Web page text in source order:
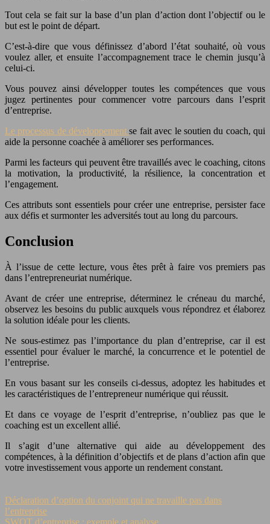
Tout cela se fait sur la base d’un plan d’action dont l’objectif ou le
but est le point de départ.
C’est-à-dire que vous définissez d’abord l’état souhaité, où vous
voulez aller, et ensuite l’accompagnement trace le chemin jusqu’à
celui-ci.
Vous pouvez ainsi développer toutes les compétences que vous
jugez pertinentes pour commencer votre parcours dans l’esprit
d’entreprise.
Le processus de développementse fait avec le soutien du coach, qui
aide la personne coachée à améliorer ses performances.
Parmi les facteurs qui peuvent être travaillés avec le coaching, citons
la motivation, la productivité, la résilience, la concentration et
l’engagement.
Ces attributs sont essentiels pour créer une entreprise, persister face
aux défis et surmonter les adversités tout au long du parcours.
Conclusion
À l’issue de cette lecture, vous êtes prêt à faire vos premiers pas
dans l’entrepreneuriat numérique.
Avant de créer une entreprise, déterminez le créneau du marché,
observez les besoins du public auxquels vous répondrez et élaborez
la solution idéale pour les clients.
Ne sous-estimez pas l’importance du plan d’entreprise, car il est
essentiel pour évaluer le marché, la concurrence et le potentiel de
l’entreprise.
En vous basant sur les conseils ci-dessus, adoptez les habitudes et
les caractéristiques de l’entrepreneur numérique qui réussit.
Et dans ce voyage de l’esprit d’entreprise, n’oubliez pas que le
coaching est un excellent allié.
Il s’agit d’une alternative qui aide au développement des
compétences, à la définition d’objectifs et de plans d’action afin que
votre investissement vous apporte un rendement constant.
Déclaration d’option du conjoint qui ne travaille pas dans
l’entreprise
SWOT d’entreprise : exemple et analyse